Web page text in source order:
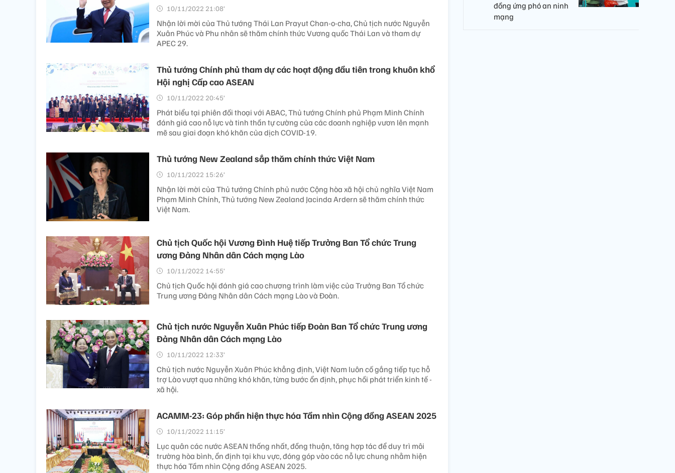
10/11/2022 21:08’
Nhận lời mời của Thủ tướng Thái Lan Prayut Chan-o-cha, Chủ tịch nước Nguyễn
Xuân Phúc và Phu nhân sẽ thăm chính thức Vương quốc Thái Lan và tham dự
APEC 29.
Thủ tướng Chính phủ tham dự các hoạt động đầu tiên trong khuôn khổ
Hội nghị Cấp cao ASEAN
10/11/2022 20:45’
Phát biểu tại phiên đối thoại với ABAC, Thủ tướng Chính phủ Phạm Minh Chính
đánh giá cao nỗ lực và tinh thần tự cường của các doanh nghiệp vươn lên mạnh
mẽ sau giai đoạn khó khăn của dịch COVID-19.
Thủ tướng New Zealand sắp thăm chính thức Việt Nam
10/11/2022 15:26’
Nhận lời mời của Thủ tướng Chính phủ nước Cộng hòa xã hội chủ nghĩa Việt Nam
Phạm Minh Chính, Thủ tướng New Zealand Jacinda Ardern sẽ thăm chính thức
Việt Nam.
Chủ tịch Quốc hội Vương Đình Huệ tiếp Trưởng Ban Tổ chức Trung
ương Đảng Nhân dân Cách mạng Lào
10/11/2022 14:55’
Chủ tịch Quốc hội đánh giá cao chương trình làm việc của Trưởng Ban Tổ chức
Trung ương Đảng Nhân dân Cách mạng Lào và Đoàn.
Chủ tịch nước Nguyễn Xuân Phúc tiếp Đoàn Ban Tổ chức Trung ương
Đảng Nhân dân Cách mạng Lào
10/11/2022 12:33’
Chủ tịch nước Nguyễn Xuân Phúc khẳng định, Việt Nam luôn cố gắng tiếp tục hỗ
trợ Lào vượt qua những khó khăn, từng bước ổn định, phục hồi phát triển kinh tế -
xã hội.
ACAMM-23: Góp phần hiện thực hóa Tầm nhìn Cộng đồng ASEAN 2025
10/11/2022 11:15’
Lục quân các nước ASEAN thống nhất, đồng thuận, tăng hợp tác để duy trì môi
trường hòa bình, ổn định tại khu vực, đóng góp vào các nỗ lực chung nhằm hiện
thực hóa Tầm nhìn Cộng đồng ASEAN 2025.
đồng ứng phó an ninh
mạng